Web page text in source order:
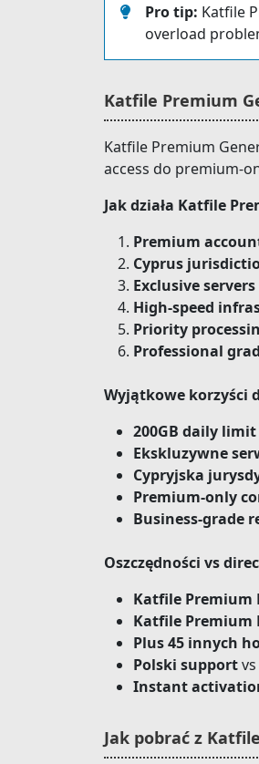
Pro tip: Katfile
overload
Katfile Premium
Katfile Premium
access do premium-
Jak działa Katfile
Premium
Cyprus
Exclusive servers
High-speed
Priority
Professional
Wyjątkowe korzyści
200GB daily limit
Ekskluzywne
Cypryjska
Premium-only
Business-grade
Oszczędności vs
Katfile Premium
Katfile Premium
Plus 45 innych
Polski support
Instant
Jak pobrać z